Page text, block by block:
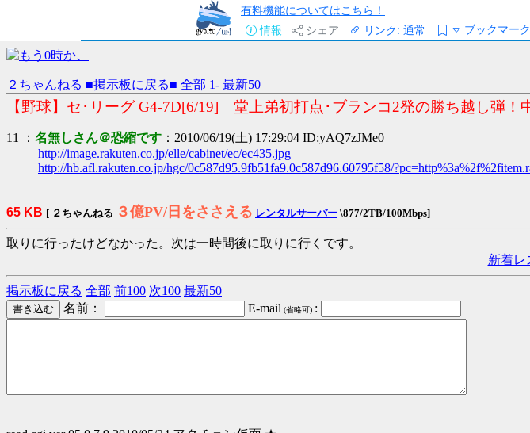
有料機能についてはこちら！
情報
シェア リンク: 通常 ブックマーク